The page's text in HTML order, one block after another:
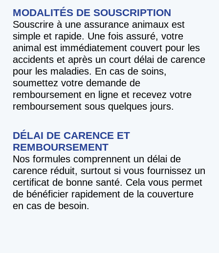
MODALITÉS DE SOUSCRIPTION
Souscrire à une assurance animaux est
simple et rapide. Une fois assuré, votre
animal est immédiatement couvert pour les
accidents et après un court délai de carence
pour les maladies. En cas de soins,
soumettez votre demande de
remboursement en ligne et recevez votre
remboursement sous quelques jours.
DÉLAI DE CARENCE ET
REMBOURSEMENT
Nos formules comprennent un délai de
carence réduit, surtout si vous fournissez un
certificat de bonne santé. Cela vous permet
de bénéficier rapidement de la couverture
en cas de besoin.